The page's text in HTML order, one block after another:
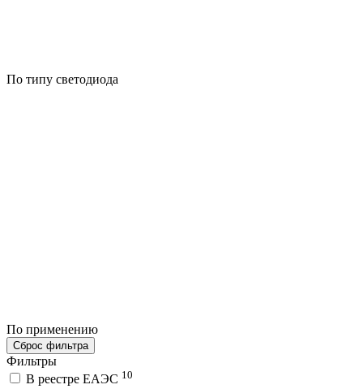
По типу светодиода
По применению
Сброс фильтра
Фильтры
В реестре ЕАЭС 10